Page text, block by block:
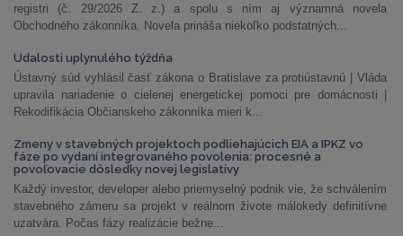
registri (č. 29/2026 Z. z.) a spolu s ním aj významná novela
Obchodného zákonníka. Novela prináša niekoľko podstatných...
Udalosti uplynulého týždňa
Ústavný súd vyhlásil časť zákona o Bratislave za protiústavnú | Vláda
upravila nariadenie o cielenej energetickej pomoci pre domácnosti |
Rekodifikácia Občianskeho zákonníka mieri k...
Zmeny v stavebných projektoch podliehajúcich EIA a IPKZ vo
fáze po vydaní integrovaného povolenia: procesné a
povoľovacie dôsledky novej legislatívy
Každý investor, developer alebo priemyselný podnik vie, že schválením
stavebného zámeru sa projekt v reálnom živote málokedy definitívne
uzatvára. Počas fázy realizácie bežne...